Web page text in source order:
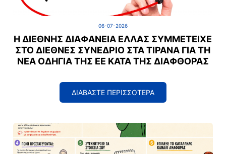
06-07-2026
Η ΔΙΕΘΝΉΣ ΔΙΑΦΆΝΕΙΑ ΕΛΛΆΣ ΣΥΜΜΕΤΕΊΧΕ
ΣΤΟ ΔΙΕΘΝΈΣ ΣΥΝΈΔΡΙΟ ΣΤΑ ΤΊΡΑΝΑ ΓΙΑ ΤΗ
ΝΈΑ ΟΔΗΓΊΑ ΤΗΣ ΕΕ ΚΑΤΆ ΤΗΣ ΔΙΑΦΘΟΡΆΣ
ΔΙΑΒΑΣΤΕ ΠΕΡΙΣΣΟΤΕΡΑ